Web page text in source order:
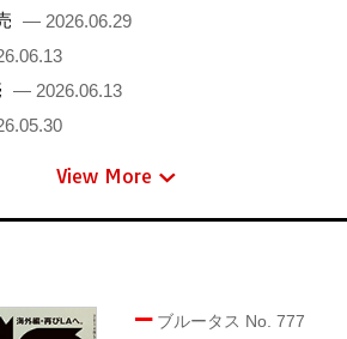
— 2026.06.29
— 2026.06.13
View More
ブルータス No. 777